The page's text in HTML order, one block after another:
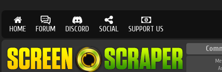
HOME FORUM DISCORD SOCIAL SUPPORT US